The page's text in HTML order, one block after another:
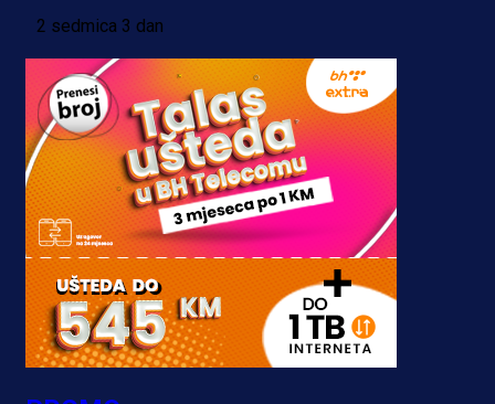
2 sedmica 3 dan